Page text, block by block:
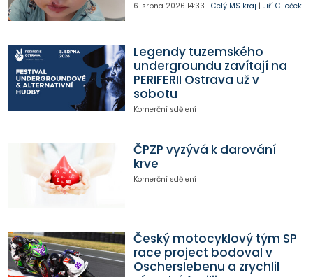
6. srpna 2026 14:33 | Celý MS kraj | Jiří Cileček
Legendy tuzemského
undergroundu zavítají na
PERIFERII Ostrava už v
sobotu
Komerční sdělení
ČPZP vyzývá k darování
krve
Komerční sdělení
Český motocyklový tým SP
race project bodoval v
Oscherslebenu a zrychlil